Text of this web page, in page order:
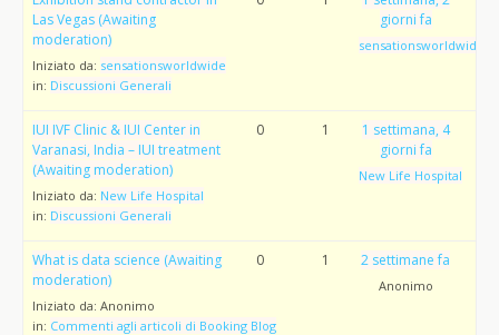
Las Vegas (Awaiting
moderation)
Iniziato da: sensationsworldwide
in: Discussioni Generali
giorni fa
sensationsworldwide
IUI IVF Clinic & IUI Center in
Varanasi, India – IUI treatment
(Awaiting moderation)
Iniziato da: New Life Hospital
in: Discussioni Generali
0 1
1 settimana, 4
giorni fa
New Life Hospital
What is data science (Awaiting
moderation)
Iniziato da: Anonimo
in: Commenti agli articoli di Booking Blog
0 1 2 settimane fa
Anonimo